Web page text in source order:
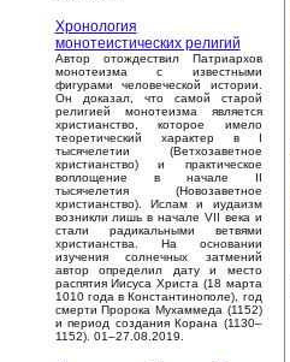
Хронология
монотеистических религий
Автор отождествил Патриархов
монотеизма с известными
фигурами человеческой истории.
Он доказал, что самой старой
религией монотеизма является
христианство, которое имело
теоретический характер в I
тысячелетии (Ветхозаветное
христианство) и практическое
воплощение в начале II
тысячелетия (Новозаветное
христианство). Ислам и иудаизм
возникли лишь в начале VII века и
стали радикальными ветвями
христианства. На основании
изучения солнечных затмений
автор определил дату и место
распятия Иисуса Христа (18 марта
1010 года в Константинополе), год
смерти Пророка Мухаммеда (1152)
и период создания Корана (1130–
1152). 01–27.08.2019.